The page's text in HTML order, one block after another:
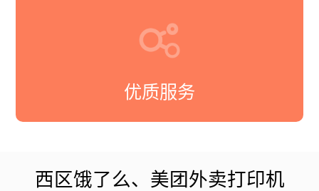
优质服务
西区饿了么、美团外卖打印机